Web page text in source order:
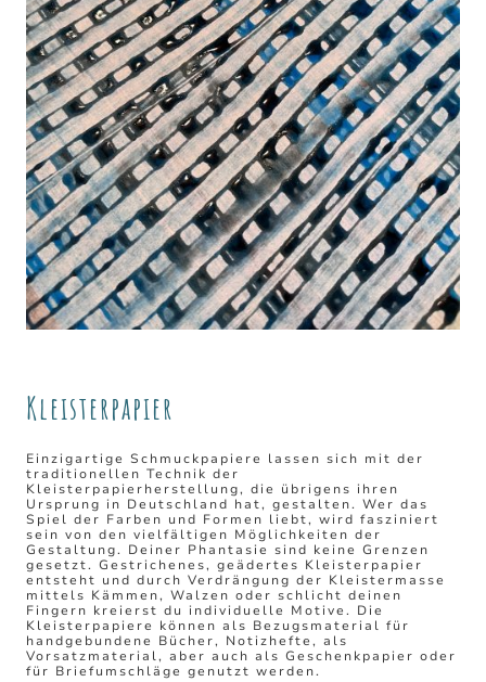
Kleisterpapier
Einzigartige Schmuckpapiere lassen sich mit der
traditionellen Technik der
Kleisterpapierherstellung, die übrigens ihren
Ursprung in Deutschland hat, gestalten. Wer das
Spiel der Farben und Formen liebt, wird fasziniert
sein von den vielfältigen Möglichkeiten der
Gestaltung. Deiner Phantasie sind keine Grenzen
gesetzt. Gestrichenes, geädertes Kleisterpapier
entsteht und durch Verdrängung der Kleistermasse
mittels Kämmen, Walzen oder schlicht deinen
Fingern kreierst du individuelle Motive. Die
Kleisterpapiere können als Bezugsmaterial für
handgebundene Bücher, Notizhefte, als
Vorsatzmaterial, aber auch als Geschenkpapier oder
für Briefumschläge genutzt werden.